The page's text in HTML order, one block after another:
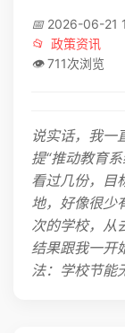
📅 2026-06-21
📂 政策资讯
👁️ 711次浏览
说实话，我一
提“推动教育
看过几份，目
地，好像很少
次的学校，从
结果跟我一开
法：学校节能